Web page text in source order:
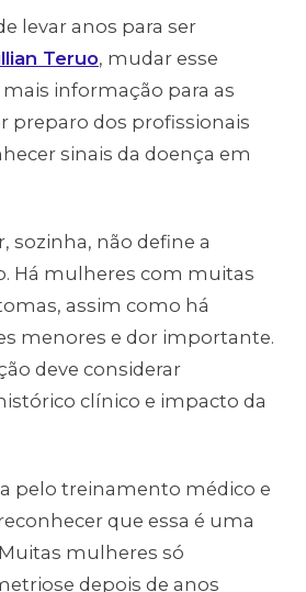
levar anos para ser
Teruo, mudar esse
informação para as
preparo dos profissionais
sinais da doença em
sozinha, não define a
Há mulheres com muitas
assim como há
menores e dor importante.
deve considerar
clínico e impacto da
pelo treinamento médico e
que essa é uma
mulheres só
depois de anos